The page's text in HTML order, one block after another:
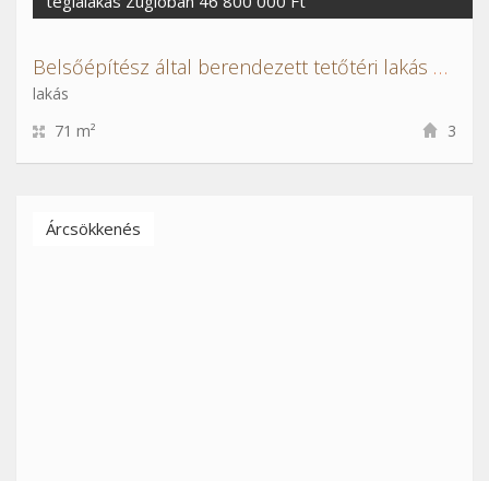
Belsőépítész által berendezett tetőtéri lakás a XIV. kerületben
lakás
71 m²
3
Árcsökkenés